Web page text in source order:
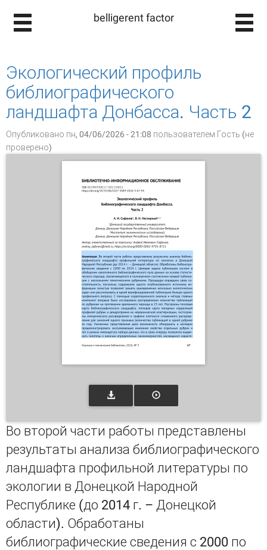
belligerent factor
Экологический профиль
библиографического
ландшафта Донбасса. Часть 2
Опубликовано пн, 04/06/2026 - 21:08 пользователем Гость (не
проверено)
Во второй части работы представлены
результаты анализа библиографического
ландшафта профильной литературы по
экологии в Донецкой Народной
Республике (до 2014 г. – Донецкой
области). Обработаны
библиографические сведения с 2000 по